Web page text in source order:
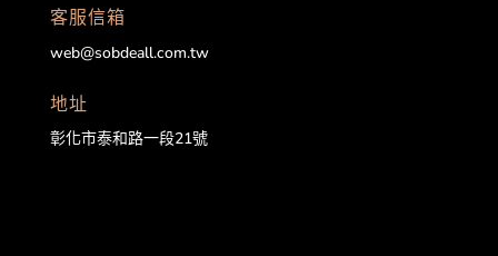
客服信箱
web@sobdeall.com.tw
地址
彰化市泰和路一段21號